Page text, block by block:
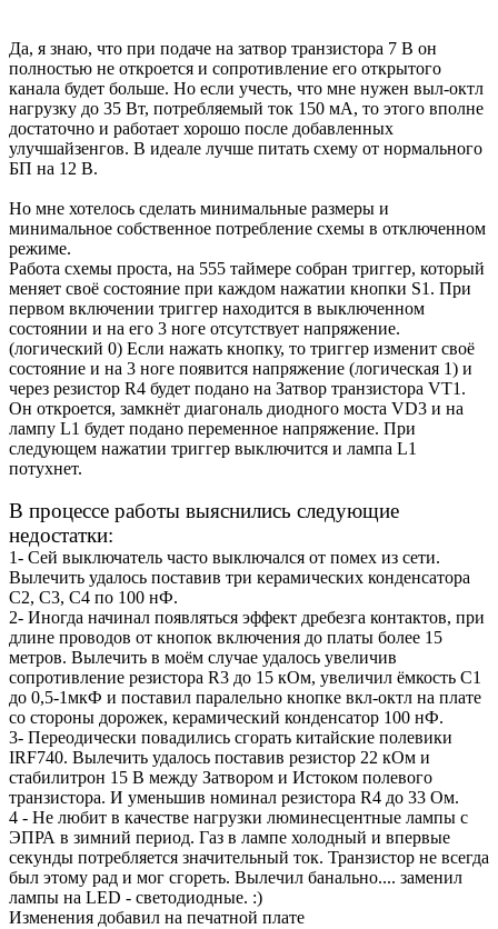
Да, я знаю, что при подаче на затвор транзистора 7 В он
полностью не откроется и сопротивление его открытого
канала будет больше. Но если учесть, что мне нужен выл-октл
нагрузку до 35 Вт, потребляемый ток 150 мА, то этого вполне
достаточно и работает хорошо после добавленных
улучшайзенгов. В идеале лучше питать схему от нормального
БП на 12 В.
Но мне хотелось сделать минимальные размеры и
минимальное собственное потребление схемы в отключенном
режиме.
Работа схемы проста, на 555 таймере собран триггер, который
меняет своё состояние при каждом нажатии кнопки S1. При
первом включении триггер находится в выключенном
состоянии и на его 3 ноге отсутствует напряжение.
(логический 0) Если нажать кнопку, то триггер изменит своё
состояние и на 3 ноге появится напряжение (логическая 1) и
через резистор R4 будет подано на Затвор транзистора VT1.
Он откроется, замкнёт диагональ диодного моста VD3 и на
лампу L1 будет подано переменное напряжение. При
следующем нажатии триггер выключится и лампа L1
потухнет.
В процессе работы выяснились следующие
недостатки:
1- Сей выключатель часто выключался от помех из сети.
Вылечить удалось поставив три керамических конденсатора
С2, С3, С4 по 100 нФ.
2- Иногда начинал появляться эффект дребезга контактов, при
длине проводов от кнопок включения до платы более 15
метров. Вылечить в моём случае удалось увеличив
сопротивление резистора R3 до 15 кОм, увеличил ёмкость С1
до 0,5-1мкФ и поставил паралельно кнопке вкл-октл на плате
со стороны дорожек, керамический конденсатор 100 нФ.
3- Переодически повадились сгорать китайские полевики
IRF740. Вылечить удалось поставив резистор 22 кОм и
стабилитрон 15 В между Затвором и Истоком полевого
транзистора. И уменьшив номинал резистора R4 до 33 Ом.
4 - Не любит в качестве нагрузки люминесцентные лампы с
ЭПРА в зимний период. Газ в лампе холодный и впервые
секунды потребляется значительный ток. Транзистор не всегда
был этому рад и мог сгореть. Вылечил банально.... заменил
лампы на LED - светодиодные. :)
Изменения добавил на печатной плате